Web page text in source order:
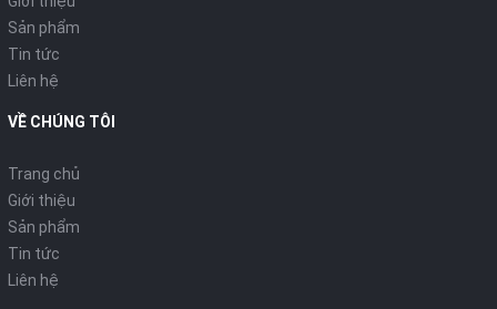
Sản phẩm
Tin tức
Liên hệ
VỀ CHÚNG TÔI
Trang chủ
Giới thiệu
Sản phẩm
Tin tức
Liên hệ